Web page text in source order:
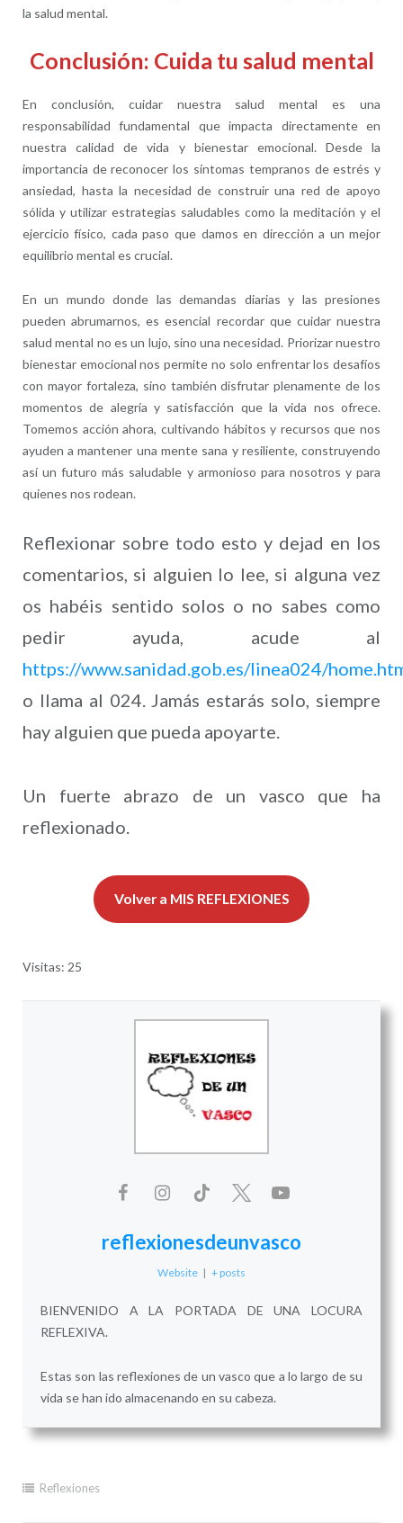
la salud mental.
Conclusión: Cuida tu salud mental
En conclusión, cuidar nuestra salud mental es una
responsabilidad fundamental que impacta directamente en
nuestra calidad de vida y bienestar emocional. Desde la
importancia de reconocer los síntomas tempranos de estrés y
ansiedad, hasta la necesidad de construir una red de apoyo
sólida y utilizar estrategias saludables como la meditación y el
ejercicio físico, cada paso que damos en dirección a un mejor
equilibrio mental es crucial.
En un mundo donde las demandas diarias y las presiones
pueden abrumarnos, es esencial recordar que cuidar nuestra
salud mental no es un lujo, sino una necesidad. Priorizar nuestro
bienestar emocional nos permite no solo enfrentar los desafíos
con mayor fortaleza, sino también disfrutar plenamente de los
momentos de alegría y satisfacción que la vida nos ofrece.
Tomemos acción ahora, cultivando hábitos y recursos que nos
ayuden a mantener una mente sana y resiliente, construyendo
así un futuro más saludable y armonioso para nosotros y para
quienes nos rodean.
Reflexionar sobre todo esto y dejad en los
comentarios, si alguien lo lee, si alguna vez
os habéis sentido solos o no sabes como
pedir ayuda, acude al
https://www.sanidad.gob.es/linea024/
o llama al 024. Jamás estarás solo, siempre
hay alguien que pueda apoyarte.
Un fuerte abrazo de un vasco que ha
reflexionado.
Volver a MIS REFLEXIONES
Visitas: 25
reflexionesdeunvasco
Website | + posts
BIENVENIDO A LA PORTADA DE UNA LOCURA
REFLEXIVA.
Estas son las reflexiones de un vasco que a lo largo de su
vida se han ido almacenando en su cabeza.
Reflexiones